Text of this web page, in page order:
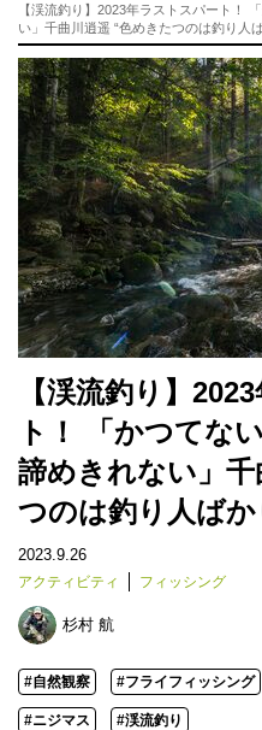
【渓流釣り】2023年ラストスパート！
い」千曲川逍遥 “色めきたつのは釣り人
【渓流釣り】
ト！ 「かつてな
諦めきれない」
つのは釣り人ば
2023.9.26
アクティビティ フィッシング
杉村 航
#自然観察 #フライフィッシング
#ニジマス #渓流釣り